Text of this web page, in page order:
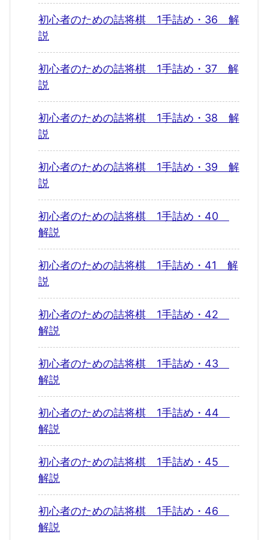
初心者のための詰将棋 1手詰め・36 解
説
初心者のための詰将棋 1手詰め・37 解
説
初心者のための詰将棋 1手詰め・38 解
説
初心者のための詰将棋 1手詰め・39 解
説
初心者のための詰将棋 1手詰め・40
解説
初心者のための詰将棋 1手詰め・41 解
説
初心者のための詰将棋 1手詰め・42
解説
初心者のための詰将棋 1手詰め・43
解説
初心者のための詰将棋 1手詰め・44
解説
初心者のための詰将棋 1手詰め・45
解説
初心者のための詰将棋 1手詰め・46
解説